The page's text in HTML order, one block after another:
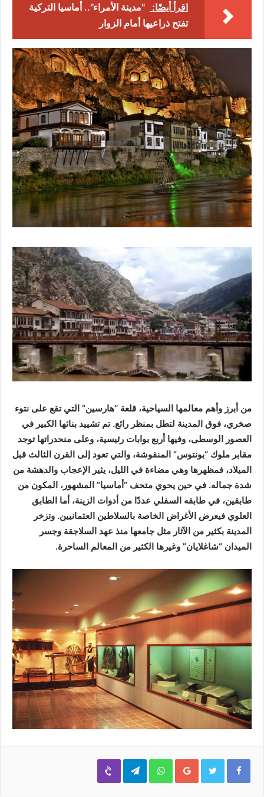
اقرأ أيضًا:
"مدينة الأمراء".. أماسيا التركية
تفتح ذراعيها أمام الزوار
من أبرز وأهم معالمها السياحية، قلعة “هارسين” التي تقع على نتوء
صخري، فوق المدينة لتطل بمنظر رائع. تم تشييد بنائها الكبير في
العصور الوسطى، وفيها أربع بوابات رئيسية، وعلى منحدراتها توجد
مقابر ملوك “بونتوس” المنقوشة، والتي تعود إلى القرن الثالث قبل
الميلاد، فمظهرها وهي مضاءة في الليل، يثير الإعجاب والدهشة من
شدة جماله. في حين يحوي متحف “أماسيا” المشهور، المكون من
طابقين، في طابقه السفلي عددًا من أدوات الزينة، أما الطابق
العلوي فيعرض الأغراض الخاصة بالسلاطين العثمانيين. وتزخر
المدينة بكثير من الآثار مثل جامعها منذ عهد السلاجقة وجسر
الميدان “شاغلايان” وغيرها الكثير من المعالم الساحرة.
Google+
WhatsApp
Telegram
Viber